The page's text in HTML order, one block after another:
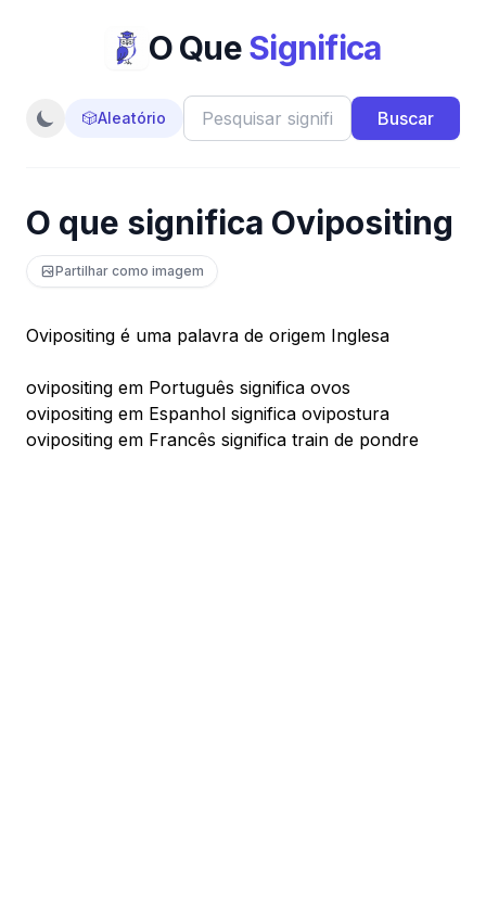
O QueSignifica
🎲Aleatório Buscar
O que significa Ovipositing
Partilhar como imagem
Ovipositing é uma palavra de origem Inglesa
ovipositing em Português significa ovos
ovipositing em Espanhol significa ovipostura
ovipositing em Francês significa train de pondre